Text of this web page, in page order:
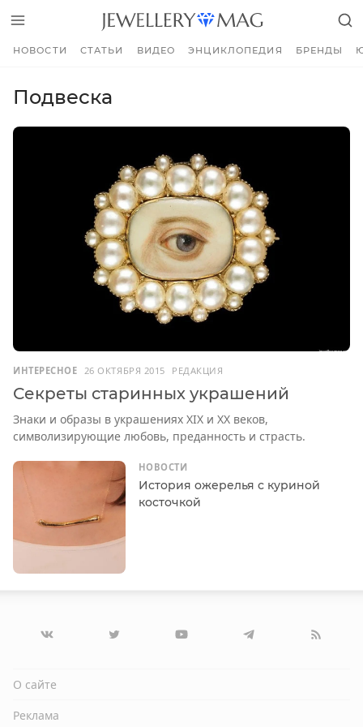
НОВОСТИ СТАТЬИ ВИДЕО ЭНЦИКЛОПЕДИЯ БРЕНДЫ
Подвеска
ИНТЕРЕСНОЕ 26 ОКТЯБРЯ 2015 РЕДАКЦИЯ
Секреты старинных украшений
Знаки и образы в украшениях XIX и XX веков,
символизирующие любовь, преданность и страсть.
НОВОСТИ
История ожерелья с куриной
косточкой
О сайте
Реклама